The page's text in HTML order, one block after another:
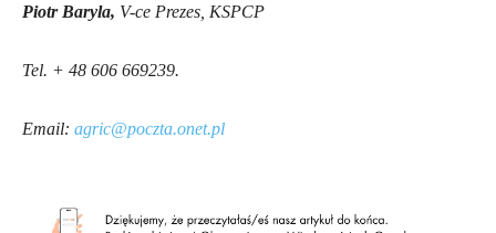
Piotr Baryla, V-ce Prezes, KSPCP
Tel. + 48 606 669239.
Email: agric@poczta.onet.pl